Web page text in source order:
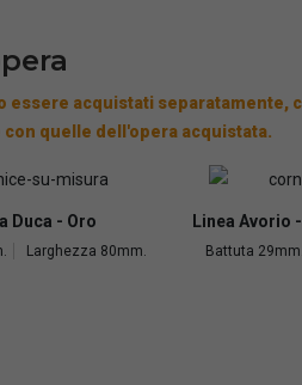
essere acquistati separatamente,
quelle dell'opera acquistata.